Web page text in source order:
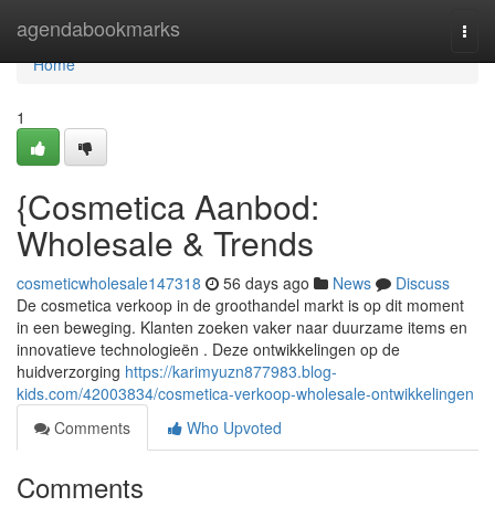
agendabookmarks
Home
Home
1
{Cosmetica Aanbod:
Wholesale & Trends
cosmeticwholesale147318 56 days ago News
Discuss
De cosmetica verkoop in de groothandel markt is op dit moment
in een beweging. Klanten zoeken vaker naar duurzame items en
innovatieve technologieën . Deze ontwikkelingen op de
huidverzorging https://karimyuzn877983.blog-
kids.com/42003834/cosmetica-verkoop-wholesale-ontwikkelingen
Comments
Who Upvoted
Comments